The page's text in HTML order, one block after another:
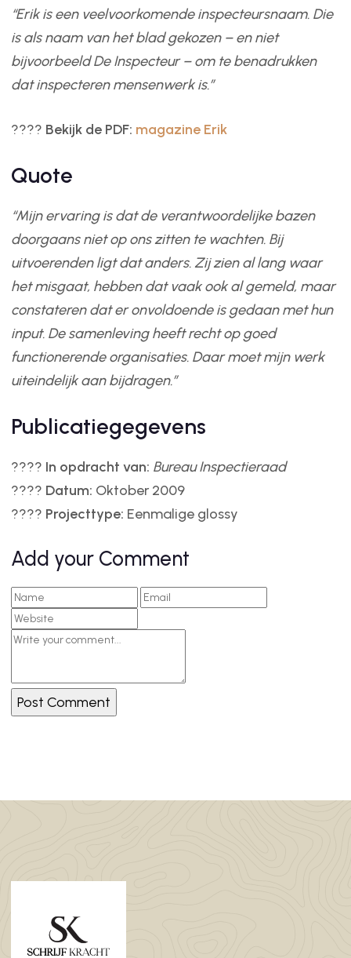
“Erik is een veelvoorkomende inspecteursnaam. Die
is als naam van het blad gekozen – en niet
bijvoorbeeld De Inspecteur – om te benadrukken
dat inspecteren mensenwerk is.”
???? Bekijk de PDF: magazine Erik
Quote
“Mijn ervaring is dat de verantwoordelijke bazen
doorgaans niet op ons zitten te wachten. Bij
uitvoerenden ligt dat anders. Zij zien al lang waar
het misgaat, hebben dat vaak ook al gemeld, maar
constateren dat er onvoldoende is gedaan met hun
input. De samenleving heeft recht op goed
functionerende organisaties. Daar moet mijn werk
uiteindelijk aan bijdragen.”
Publicatiegegevens
???? In opdracht van: Bureau Inspectieraad
???? Datum: Oktober 2009
???? Projecttype: Eenmalige glossy
Add your Comment